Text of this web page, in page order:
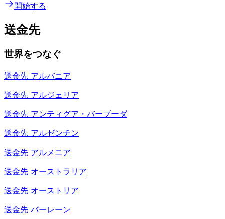
開始する
送金先
世界をつなぐ
送金先 アルバニア
送金先 アルジェリア
送金先 アンティグア・バーブーダ
送金先 アルゼンチン
送金先 アルメニア
送金先 オーストラリア
送金先 オーストリア
送金先 バーレーン